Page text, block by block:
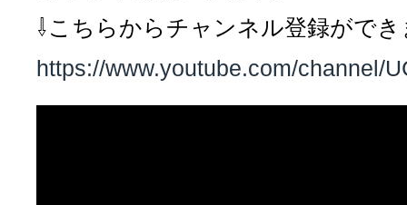
⇩こちらからチャンネル登録ができ
https://www.youtube.com/channel/